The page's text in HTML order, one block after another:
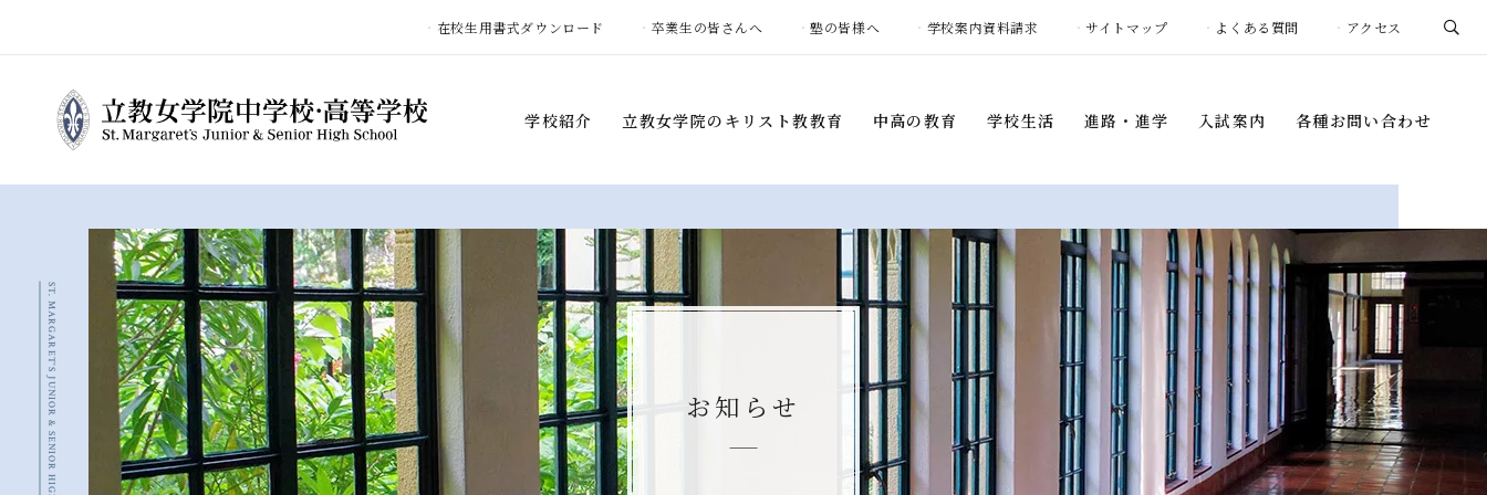
学校紹介
建学の精神・ 教育目標
学校概要
学校長挨拶
教育環境
立教女学院中高の平和憲章
通学区域別生徒数
立教女学院の キリスト教教育
教育
キャンプカリキュラム
中高の教育
カリキュラム
各教科の特色
ARE学習
学校生活
年間行事
1日の流れ
生徒会活動
部活動・団体 （中学校）
部活動・団体 （高等学校）
国際プログラム
進路・進学
進路指導プログラム
進学先・進路状況
卒業生インタビュー
入試案内
入学試験概要
過去の入試結果
海外帰国生の皆様へ
学校説明会・ イベント
納付金
各種お問い合わせ
証明書の発行について
事務室窓口開室 スケジュール
お問い合わせ
在校生用書式ダウンロード 卒業生の皆さんへ 塾の皆様へ 学校案内資料請求 サイトマップ よくある質問 アクセス
お知らせ
ST. MARGARET'S JUNIOR & SENIOR HIGH SCHOOL